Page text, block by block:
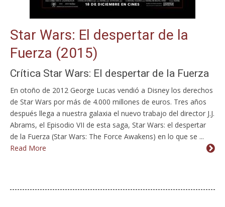
Star Wars: El despertar de la
Fuerza (2015)
Crítica Star Wars: El despertar de la Fuerza
En otoño de 2012 George Lucas vendió a Disney los derechos
de Star Wars por más de 4.000 millones de euros. Tres años
después llega a nuestra galaxia el nuevo trabajo del director J.J.
Abrams, el Episodio VII de esta saga, Star Wars: el despertar
de la Fuerza (Star Wars: The Force Awakens) en lo que se ...
Read More